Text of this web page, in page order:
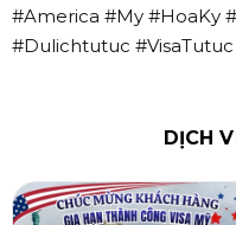
#America #My #HoaKy
#Dulichtutuc #VisaTutuc
DỊCH